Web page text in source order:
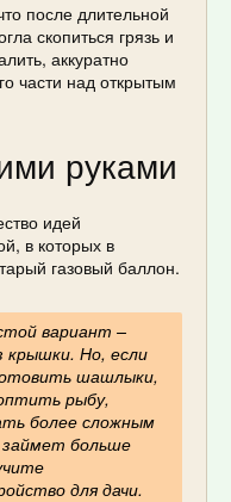
после длительной
скопиться грязь и
аккуратно
части над открытым
руками
идей
в которых в
газовый баллон.
вариант –
крышки. Но, если
шашлыки,
рыбу,
более сложным
больше
для дачи.